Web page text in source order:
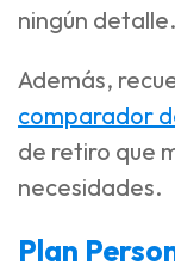
ningún detalle.
Además,
comparador
de retiro que
necesidades.
Plan